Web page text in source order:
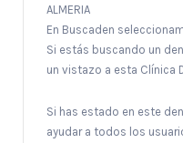
ALMERIA
En Buscaden
Si estás buscando un
un vistazo a esta Clínica
Si has estado en este
ayudar a todos los